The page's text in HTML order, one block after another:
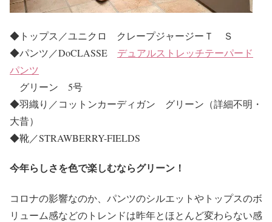
◆トップス／ユニクロ クレープジャージーＴ Ｓ
◆パンツ／DoCLASSE デュアルストレッチテーパード
パンツ
グリーン 5号
◆羽織り／コットンカーディガン グリーン（詳細不明・
大昔）
◆靴／STRAWBERRY-FIELDS
今年らしさを色で楽しむならグリーン！
コロナの影響なのか、パンツのシルエットやトップスのボ
リューム感などのトレンドは昨年とほとんど変わらない感